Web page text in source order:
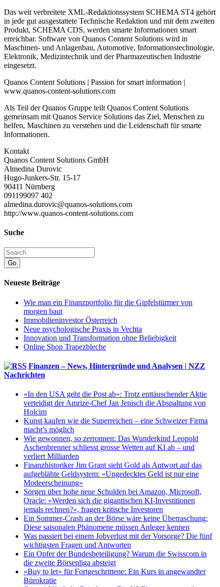
Das weit verbreitete XML-Redaktionssystem SCHEMA ST4 gehört
in jede gut ausgestattete Technische Redaktion und mit dem zweiten
Produkt, SCHEMA CDS, werden smarte Informationen smart
erreichbar. Software von Quanos Content Solutions wird in
Maschinen- und Anlagenbau, Automotive, Informationstechnologie,
Elektronik, Medizintechnik und der Pharmazeutischen Industrie
eingesetzt.
Quanos Content Solutions | Passion for smart information |
www.quanos-content-solutions.com
Als Teil der Quanos Gruppe teilt Quanos Content Solutions
gemeinsam mit Quanos Service Solutions das Ziel, Menschen zu
helfen, Maschinen zu verstehen und die Leidenschaft für smarte
Informationen.
Kontakt
Quanos Content Solutions GmbH
Almedina Durovic
Hugo-Junkers-Str. 15-17
90411 Nürnberg
091199097 402
almedina.durovic@quanos-solutions.com
http://www.quanos-content-solutions.com
Suche
Go
Neueste Beiträge
Wie man ein Finanzportfolio für die Gipfelstürmer von
morgen baut
Immobilieninvestor Österreich
Neue psychologische Praxis in Vechta
Innovation und Transformation ohne Beliebigkeit
Online Shop Trapezbleche
Finanzen – News, Hintergründe und Analysen | NZZ
Nachrichten
«In den USA geht die Post ab»: Trotz enttäuschender Aktie
verteidigt der Amrize-Chef Jan Jenisch die Abspaltung von
Holcim
Kunst kaufen wie die Superreichen – eine Schweizer Firma
macht’s möglich
Wie gewonnen, so zerronnen: Das Wunderkind Leopold
Aschenbrenner schliesst grosse Wetten auf KI ab – und
verliert Milliarden
Finanzhistoriker Jim Grant sieht Gold als Antwort auf das
aufgeblähte Geldsystem: «Ungedecktes Geld ist nur eine
Modeerscheinung»
Sorgen über hohe neue Schulden bei Amazon, Microsoft,
Oracle: «Werden sich die gigantischen KI-Investitionen
jemals rechnen?», fragen kritische Investoren
Ein Sommer-Crash an der Börse wäre keine Überraschung:
Diese saisonalen Phänomene müssen Anleger kennen
Was passiert bei einem Jobverlust mit der Vorsorge? Die fünf
wichtigsten Fragen und Antworten
Ein Opfer der Bundesbeteiligung? Warum die Swisscom in
die zweite Börsenliga absteigt
«Buy to let» für Fortgeschrittene: Ein Kurs in angewandter
Bürokratie